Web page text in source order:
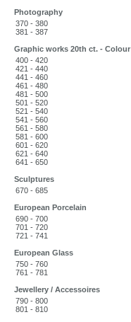
Photography
370 - 380
381 - 387
Graphic works 20th ct. - Colour
400 - 420
421 - 440
441 - 460
461 - 480
481 - 500
501 - 520
521 - 540
541 - 560
561 - 580
581 - 600
601 - 620
621 - 640
641 - 650
Sculptures
670 - 685
European Porcelain
690 - 700
701 - 720
721 - 741
European Glass
750 - 760
761 - 781
Jewellery / Accessoires
790 - 800
801 - 810